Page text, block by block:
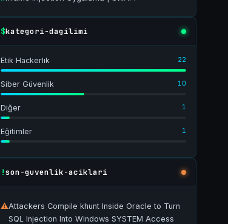
$kategori-dagilimi
Etik Hackerlık 22
Siber Güvenlik 10
Diğer 1
Eğitimler 1
!son-guvenlik-aciklari
⚠Attackers Compile khunt Inside Oracle to Turn
SQL Injection Into Windows SYSTEM Access